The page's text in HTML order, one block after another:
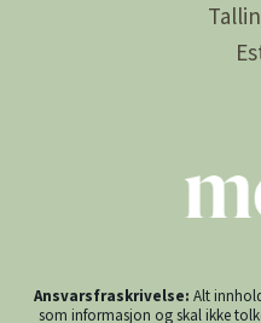
Ansvarsfraskrivelse: Alt
som informasjon og skal ikke